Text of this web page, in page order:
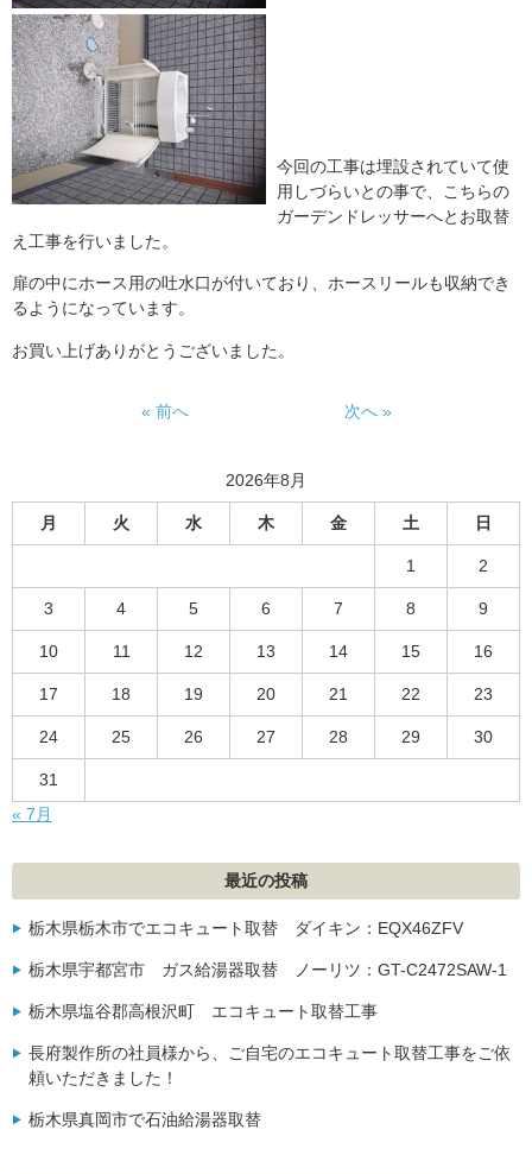
今回の工事は埋設されていて使
用しづらいとの事で、こちらの
ガーデンドレッサーへとお取替
え工事を行いました。
扉の中にホース用の吐水口が付いており、ホースリールも収納でき
るようになっています。
お買い上げありがとうございました。
« 前へ 次へ »
2026年8月
月 火 水 木 金 土 日
1 2
3 4 5 6 7 8 9
10 11 12 13 14 15 16
17 18 19 20 21 22 23
24 25 26 27 28 29 30
31
« 7月
最近の投稿
栃木県栃木市でエコキュート取替 ダイキン：EQX46ZFV
栃木県宇都宮市 ガス給湯器取替 ノーリツ：GT-C2472SAW-1
栃木県塩谷郡高根沢町 エコキュート取替工事
長府製作所の社員様から、ご自宅のエコキュート取替工事をご依
頼いただきました！
栃木県真岡市で石油給湯器取替